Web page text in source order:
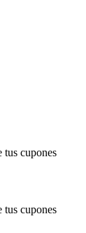
tus cupones
tus cupones